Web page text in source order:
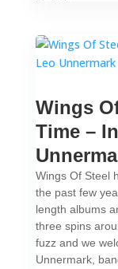
Wings
Time –
Wings Of Steel
the past few
length albums
three spins
fuzz and we
Unnermark,